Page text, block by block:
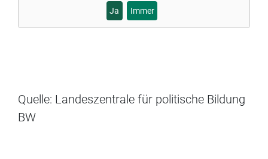
Ja Immer
Quelle: Landeszentrale für politische Bildung
BW